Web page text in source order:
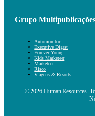
Grupo Multipublicações
Automonitor
Executive Digest
Forever Young
Kids Marketeer
Marketeer
Risco
Viagens & Resorts
© 2026 Human Resources.